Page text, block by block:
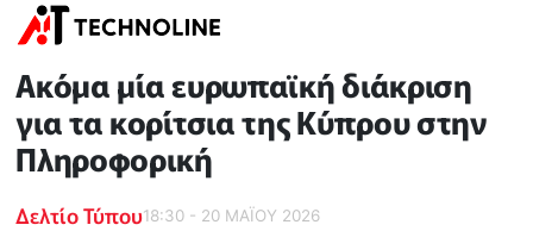
Ακόμα μία ευρωπαϊκή διάκριση
για τα κορίτσια της Κύπρου στην
Πληροφορική
Δελτίο Τύπου18:30 - 20 ΜΑΪ́ΟΥ 2026